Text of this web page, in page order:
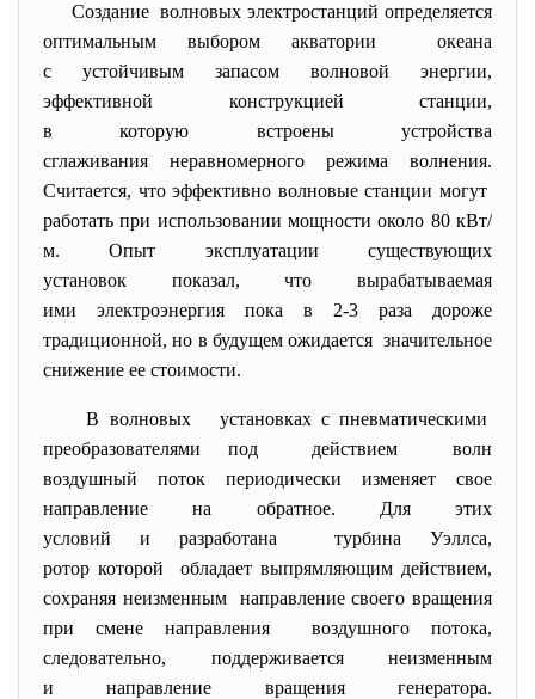
Создание волновых электростанций определяется
оптимальным выбором акватории океана
с устойчивым запасом волновой энергии,
эффективной конструкцией станции,
в которую встроены устройства
сглаживания неравномерного режима волнения.
Считается, что эффективно волновые станции могут
работать при использовании мощности около 80 кВт/
м. Опыт эксплуатации существующих
установок показал, что вырабатываемая
ими электроэнергия пока в 2-3 раза дороже
традиционной, но в будущем ожидается значительное
снижение ее стоимости.
В волновых установках с пневматическими
преобразователями под действием волн
воздушный поток периодически изменяет свое
направление на обратное. Для этих
условий и разработана турбина Уэллса,
ротор которой обладает выпрямляющим действием,
сохраняя неизменным направление своего вращения
при смене направления воздушного потока,
следовательно, поддерживается неизменным
и направление вращения генератора.